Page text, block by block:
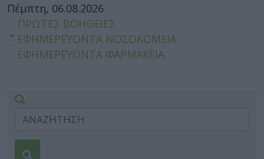
Πέμπτη, 06.08.2026
ΠΡΩΤΕΣ ΒΟΗΘΕΙΕΣ
ΕΦΗΜΕΡΕΥΟΝΤΑ ΝΟΣΟΚΟΜΕΙΑ
ΕΦΗΜΕΡΕΥΟΝΤΑ ΦΑΡΜΑΚΕΙΑ